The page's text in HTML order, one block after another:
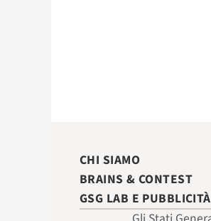
CHI SIAMO
BRAINS & CONTEST
GSG LAB E PUBBLICITÀ